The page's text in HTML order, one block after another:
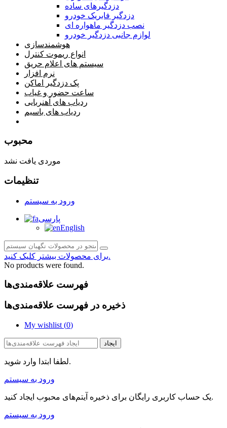
دزدگیرهای ساده
دزدگیر فابریک خودرو
نصب دزدگیر ماهواره ای
لوازم جانبی دزدگیر خودرو
هوشمندسازی
انواع ریموت کنترل
سیستم های اعلام حریق
نرم افزار
پک دزدگیر اماکن
ساعت حضور و غیاب
ردیاب های آهنربایی
ردیاب های باسیم
محبوب
موردی یافت نشد
تنظیمات
ورود به سیستم
پارسی
English
برای محصولات بیشتر کلیک کنید.
No products were found.
فهرست علاقه‌مندی‌ها
ذخیره در فهرست علاقه‌مندی‌ها
My wishlist (0)
ایجاد
لطفا ابتدا وارد شوید.
ورود به سیستم
یک حساب کاربری رایگان برای ذخیره آیتم‌های محبوب ایجاد کنید.
ورود به سیستم